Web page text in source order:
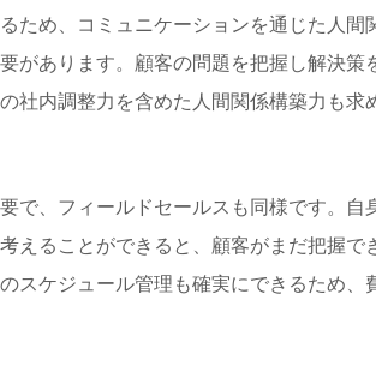
ため、コミュニケーションを通じた人
があります。顧客の問題を把握し解決
社内調整力を含めた人間関係構築力も求
で、フィールドセールスも同様です。
えることができると、顧客がまだ把握で
スケジュール管理も確実にできるため